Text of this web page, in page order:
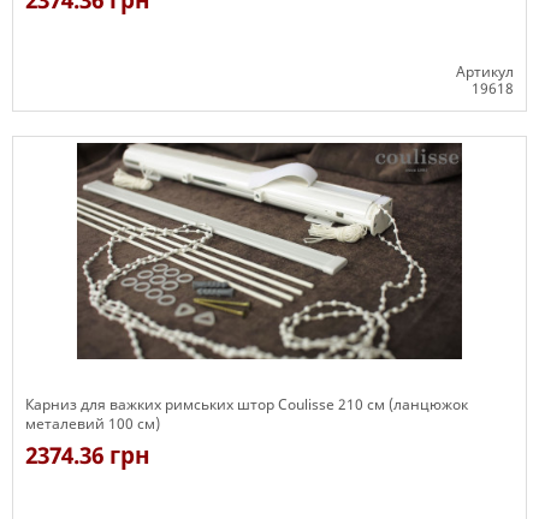
Артикул
19618
Карниз для важких римських штор Coulisse 210 см (ланцюжок
металевий 100 см)
2374.36 грн